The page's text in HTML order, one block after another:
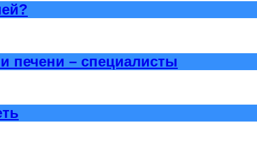
печени – специалисты